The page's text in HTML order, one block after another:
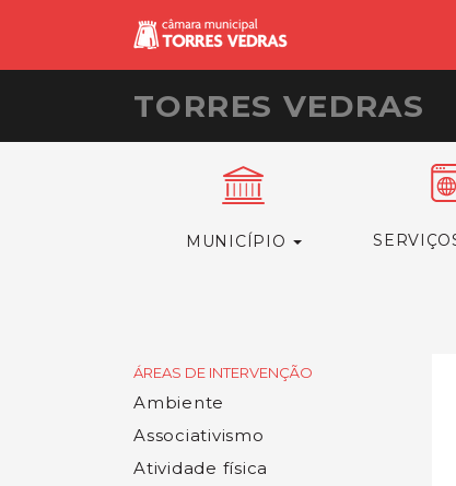
TORRES VEDRAS
MUNICÍPIO
ÁREAS DE INTERVENÇÃO
Ambiente
Associativismo
Atividade física